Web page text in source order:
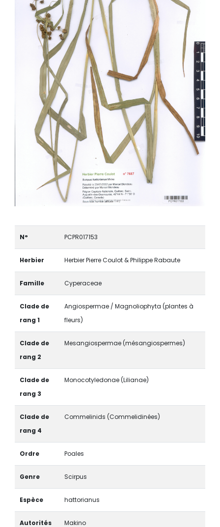
N° PCPR017153
Herbier Herbier Pierre Coulot & Philippe Rabaute
Famille Cyperaceae
Clade de
rang 1
Angiospermae / Magnoliophyta (plantes à
fleurs)
Clade de
rang 2
Mesangiospermae (mésangiospermes)
Clade de
rang 3
Monocotyledonae (Lilianae)
Clade de
rang 4
Commelinids (Commelidinées)
Ordre Poales
Genre Scirpus
Espèce hattorianus
Autorités
Makino